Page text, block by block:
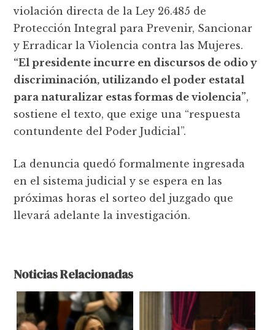
violación directa de la Ley 26.485 de
Protección Integral para Prevenir, Sancionar
y Erradicar la Violencia contra las Mujeres.
“El presidente incurre en discursos de odio y
discriminación, utilizando el poder estatal
para naturalizar estas formas de violencia”,
sostiene el texto, que exige una “respuesta
contundente del Poder Judicial”.
La denuncia quedó formalmente ingresada
en el sistema judicial y se espera en las
próximas horas el sorteo del juzgado que
llevará adelante la investigación.
Noticias Relacionadas